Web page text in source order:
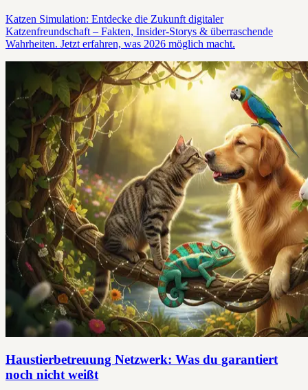
Katzen Simulation: Entdecke die Zukunft digitaler
Katzenfreundschaft – Fakten, Insider-Storys & überraschende
Wahrheiten. Jetzt erfahren, was 2026 möglich macht.
Haustierbetreuung Netzwerk: Was du garantiert
noch nicht weißt